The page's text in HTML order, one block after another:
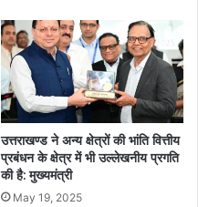
उत्तराखण्ड ने अन्य क्षेत्रों की भांति वित्तीय
प्रबंधन के क्षेत्र में भी उल्लेखनीय प्रगति
की है: मुख्यमंत्री
May 19, 2025